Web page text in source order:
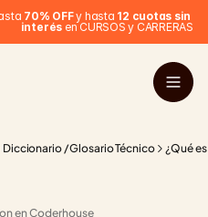
70% OFF y hasta 12 cuotas sin
interés en CURSOS y CARRERAS
Diccionario / Glosario Técnico ¿Qué
en Coderhouse